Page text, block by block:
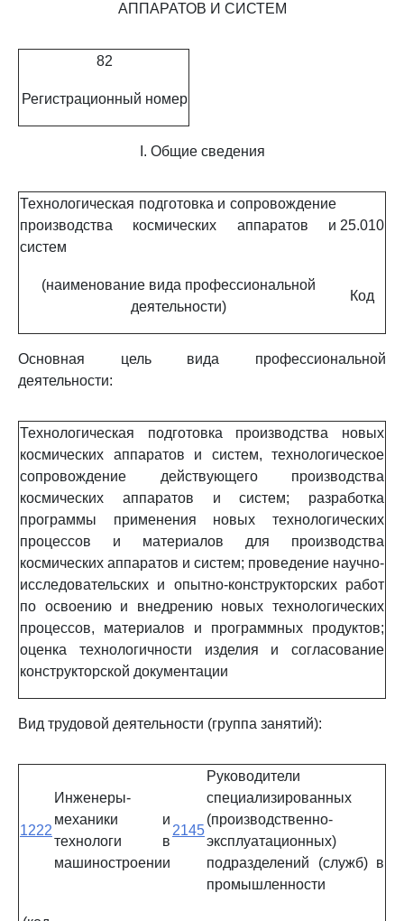
АППАРАТОВ И СИСТЕМ
82
Регистрационный номер
I. Общие сведения
Технологическая подготовка и сопровождение
производства космических аппаратов и
систем
25.010
(наименование вида профессиональной
деятельности)
Код
Основная цель вида профессиональной
деятельности:
Технологическая подготовка производства новых
космических аппаратов и систем, технологическое
сопровождение действующего производства
космических аппаратов и систем; разработка
программы применения новых технологических
процессов и материалов для производства
космических аппаратов и систем; проведение научно-
исследовательских и опытно-конструкторских работ
по освоению и внедрению новых технологических
процессов, материалов и программных продуктов;
оценка технологичности изделия и согласование
конструкторской документации
Вид трудовой деятельности (группа занятий):
1222
Инженеры-
механики и
технологи в
машиностроении
2145
Руководители
специализированных
(производственно-
эксплуатационных)
подразделений (служб) в
промышленности